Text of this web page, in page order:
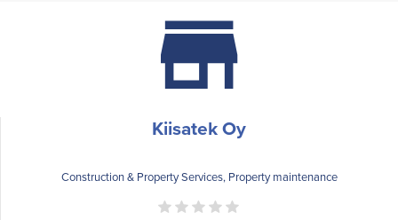
Kiisatek Oy
Construction & Property Services, Property maintenance